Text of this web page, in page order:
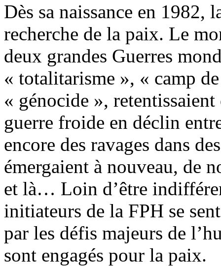
Dès sa naissance en 1982,
recherche de la paix. Le
deux grandes Guerres
« totalitarisme », « camp
« génocide »,
guerre froide en déclin
encore des ravages dans
émergaient à nouveau, de
et là… Loin d’être
initiateurs de la FPH se
par les défis majeurs de
sont engagés pour la paix.